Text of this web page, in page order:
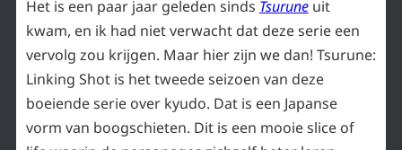
Het is een paar jaar geleden sinds Tsuruneuit
kwam, en ik had niet verwacht dat deze serie een
vervolg zou krijgen. Maar hier zijn we dan! Tsurune:
Linking Shot is het tweede seizoen van deze
boeiende serie over kyudo. Dat is een Japanse
vorm van boogschieten. Dit is een mooie slice of